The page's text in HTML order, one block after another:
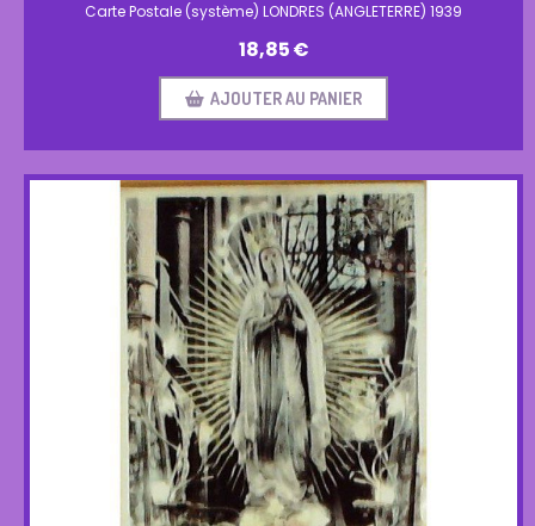
Carte Postale (système) LONDRES (ANGLETERRE) 1939
18,85€
AJOUTER AU PANIER